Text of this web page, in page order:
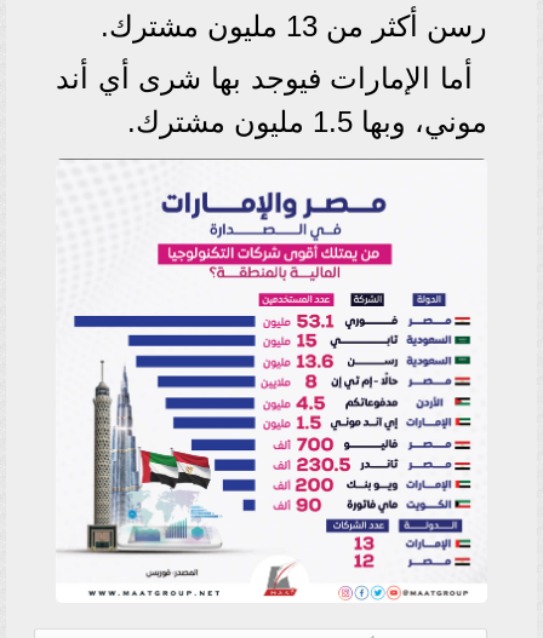
رسن أكثر من 13 مليون مشترك.
أما الإمارات فيوجد بها شرى أي أند
موني، وبها 1.5 مليون مشترك.